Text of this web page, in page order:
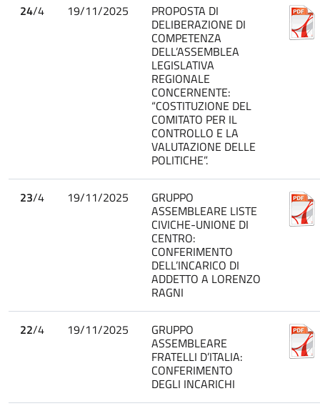
24/4 19/11/2025 PROPOSTA DI
DELIBERAZIONE DI
COMPETENZA
DELL’ASSEMBLEA
LEGISLATIVA
REGIONALE
CONCERNENTE:
“COSTITUZIONE DEL
COMITATO PER IL
CONTROLLO E LA
VALUTAZIONE DELLE
POLITICHE”.
23/4 19/11/2025 GRUPPO
ASSEMBLEARE LISTE
CIVICHE-UNIONE DI
CENTRO:
CONFERIMENTO
DELL’INCARICO DI
ADDETTO A LORENZO
RAGNI
22/4 19/11/2025 GRUPPO
ASSEMBLEARE
FRATELLI D’ITALIA:
CONFERIMENTO
DEGLI INCARICHI